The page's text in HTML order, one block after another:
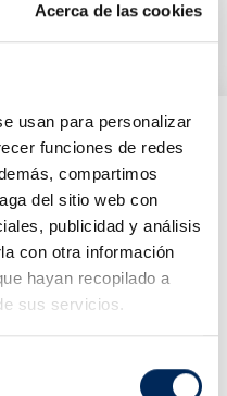
Acerca de las cookies
usan para personalizar
funciones de redes
compartimos
del sitio web con
publicidad y análisis
con otra información
hayan recopilado a
sus servicios.
Voitures 5 Tonnes